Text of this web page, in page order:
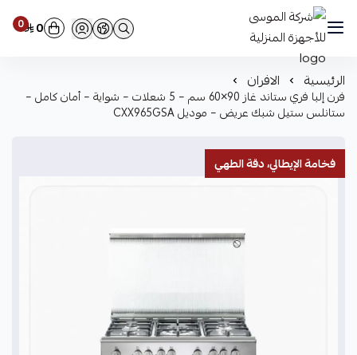
شركة الموسى للأجهزة المنزلية 0 0
الرئيسية الافران
فرن إلبا فري ستاند غاز 90×60 سم – 5 شعلات – شواية – أمان كامل –
ستانلس ستيل شبك عريض – موديل CXX965GSA
فخامة الإيطالي، دقة الطهي